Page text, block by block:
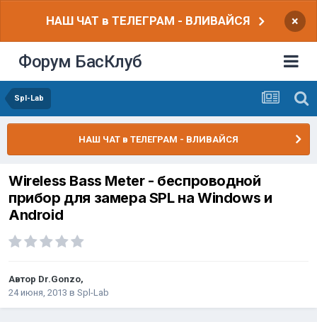
НАШ ЧАТ в ТЕЛЕГРАМ - ВЛИВАЙСЯ ×
Форум БасКлуб
Spl-Lab
НАШ ЧАТ в ТЕЛЕГРАМ - ВЛИВАЙСЯ
Wireless Bass Meter - беспроводной
прибор для замера SPL на Windows и
Android
Автор Dr.Gonzo,
24 июня, 2013 в Spl-Lab